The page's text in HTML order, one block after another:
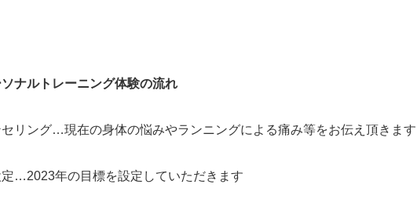
ナルトレーニング体験の流れ
リング…現在の身体の悩みやランニングによる痛み等をお伝え頂きます
…2023年の目標を設定していただきます